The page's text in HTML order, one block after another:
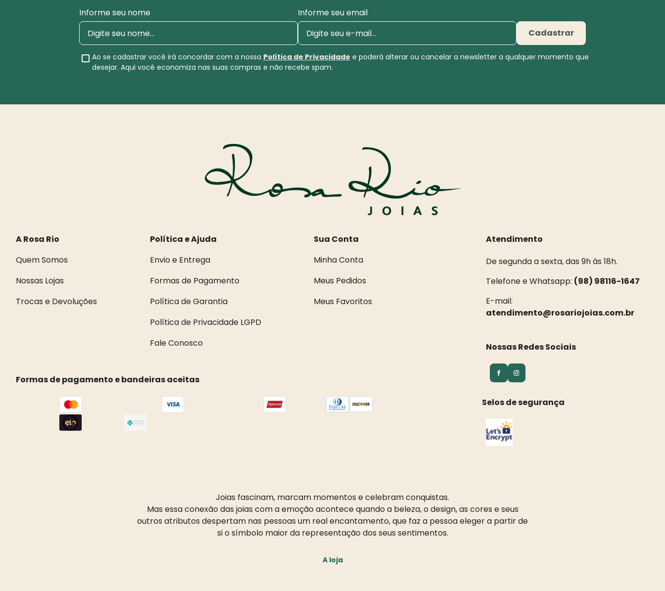
Informe seu nome
Informe seu email
Cadastrar
Ao se cadastrar você irá concordar com a nossa Política de Privacidade e poderá alterar ou cancelar a newsletter a qualquer momento que
desejar. Aqui você economiza nas suas compras e não recebe spam.
A Rosa Rio
Quem Somos
Nossas Lojas
Trocas e Devoluções
Política e Ajuda
Envio e Entrega
Formas de Pagamento
Política de Garantia
Política de Privacidade LGPD
Fale Conosco
Sua Conta
Minha Conta
Meus Pedidos
Meus Favoritos
Formas de pagamento e bandeiras aceitas
Atendimento
De segunda a sexta, das 9h às 18h.
Telefone e Whatsapp: (98) 98116-1647
E-mail:
atendimento@rosariojoias.com.br
Nossas Redes Sociais
Selos de segurança
Joias fascinam, marcam momentos e celebram conquistas.
Mas essa conexão das joias com a emoção acontece quando a beleza, o design, as cores e seus
outros atributos despertam nas pessoas um real encantamento, que faz a pessoa eleger a partir de
si o símbolo maior da representação dos seus sentimentos.
A loja